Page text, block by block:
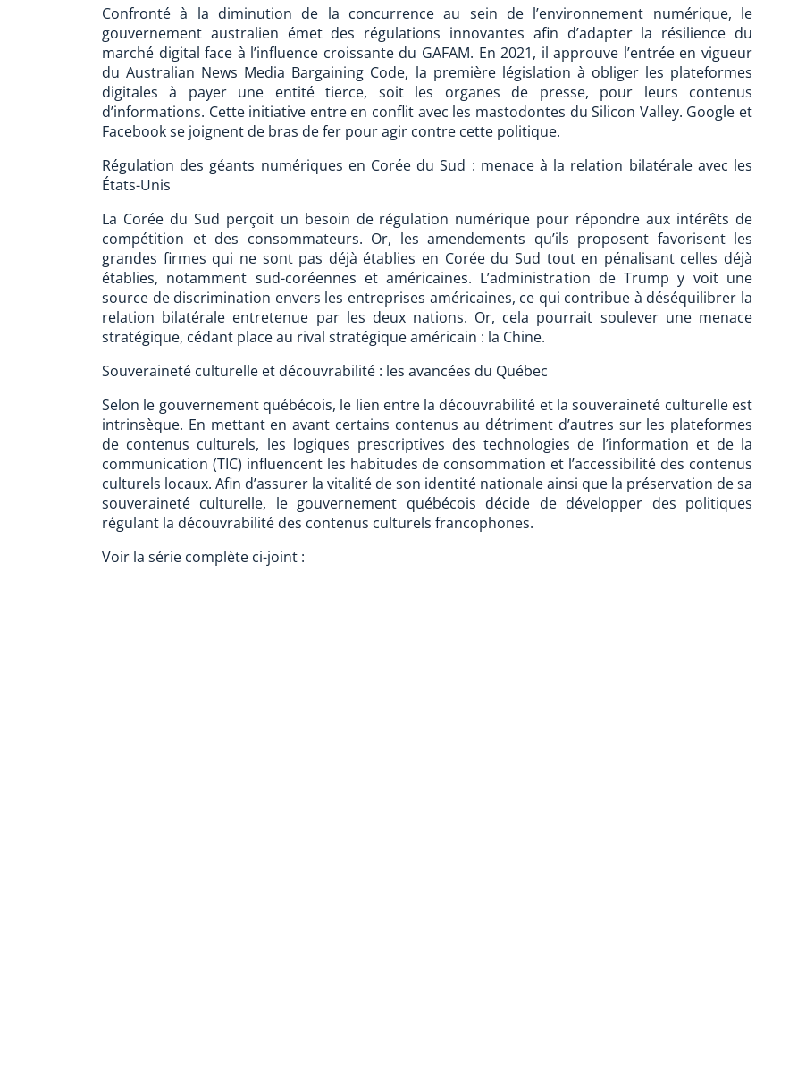
Confronté à la diminution de la concurrence au sein de l’environnement numérique, le
gouvernement australien émet des régulations innovantes afin d’adapter la résilience du
marché digital face à l’influence croissante du GAFAM. En 2021, il approuve l’entrée en vigueur
du Australian News Media Bargaining Code, la première législation à obliger les plateformes
digitales à payer une entité tierce, soit les organes de presse, pour leurs contenus
d’informations. Cette initiative entre en conflit avec les mastodontes du Silicon Valley. Google et
Facebook se joignent de bras de fer pour agir contre cette politique.
Régulation des géants numériques en Corée du Sud : menace à la relation bilatérale avec les
États-Unis
La Corée du Sud perçoit un besoin de régulation numérique pour répondre aux intérêts de
compétition et des consommateurs. Or, les amendements qu’ils proposent favorisent les
grandes firmes qui ne sont pas déjà établies en Corée du Sud tout en pénalisant celles déjà
établies, notamment sud-coréennes et américaines. L’administration de Trump y voit une
source de discrimination envers les entreprises américaines, ce qui contribue à déséquilibrer la
relation bilatérale entretenue par les deux nations. Or, cela pourrait soulever une menace
stratégique, cédant place au rival stratégique américain : la Chine.
Souveraineté culturelle et découvrabilité : les avancées du Québec
Selon le gouvernement québécois, le lien entre la découvrabilité et la souveraineté culturelle est
intrinsèque. En mettant en avant certains contenus au détriment d’autres sur les plateformes
de contenus culturels, les logiques prescriptives des technologies de l’information et de la
communication (TIC) influencent les habitudes de consommation et l’accessibilité des contenus
culturels locaux. Afin d’assurer la vitalité de son identité nationale ainsi que la préservation de sa
souveraineté culturelle, le gouvernement québécois décide de développer des politiques
régulant la découvrabilité des contenus culturels francophones.
Voir la série complète ci-joint :